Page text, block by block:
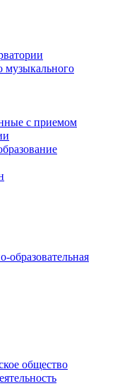
музыкального
с приемом
общество